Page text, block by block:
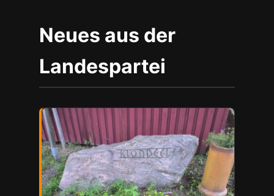
Neues aus der
Landespartei